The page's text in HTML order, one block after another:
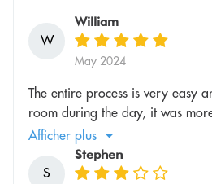
W
William
May 2024
The entire process is very easy
room during the day, it was
Afficher plus
S
Stephen